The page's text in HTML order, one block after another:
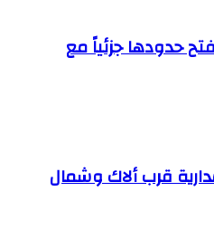
حدودها جزئياً مع
قرب ألاك وشمال